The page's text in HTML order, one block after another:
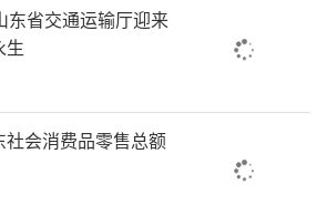
发生在青翼智联教育。这个5
的时间，迅速在教育数字化
他们的绝活是AIC课堂分析系
之下完成过去教研员数天的
东省交通运输厅迎来
会消费品零售总额